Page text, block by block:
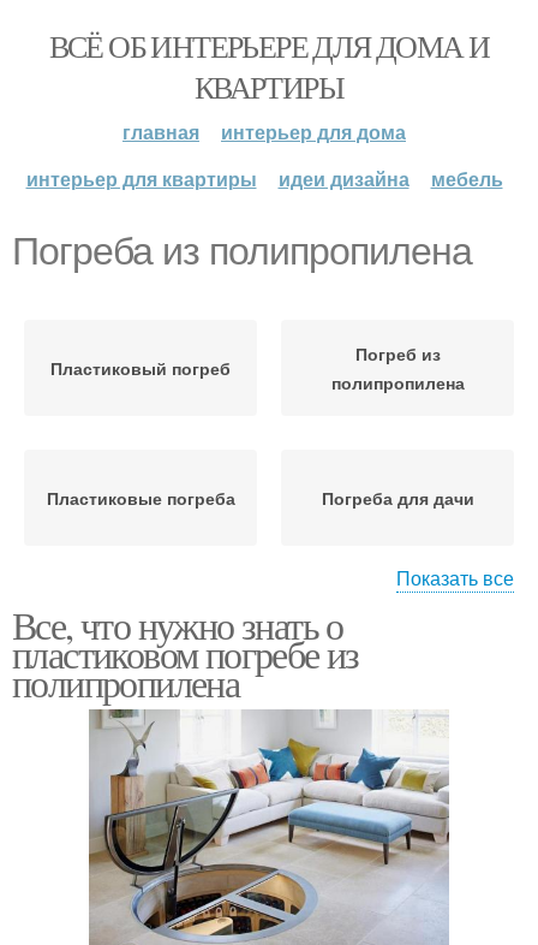
ВСЁ ОБ ИНТЕРЬЕРЕ ДЛЯ ДОМА И
КВАРТИРЫ
главная
интерьер для дома
интерьер для квартиры
идеи дизайна мебель
Погреба из полипропилена
Пластиковый погреб
Погреб из
полипропилена
Пластиковые погреба Погреба для дачи
Готовые погреба Погреба из пластика
Показать все
Все, что нужно знать о
пластиковом погребе из
полипропилена